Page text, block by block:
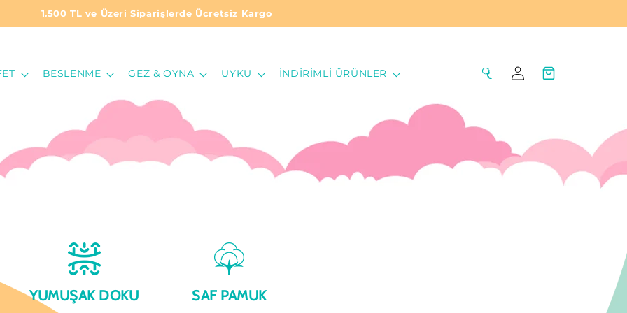
1.500 TL ve Üzeri Siparişlerde Ücretsiz Kargo
BESLENME GEZ & OYNA UYKU İNDIRIMLI ÜRÜNLER
Oturum
Sepet
YUMUŞAK DOKU SAF PAMUK